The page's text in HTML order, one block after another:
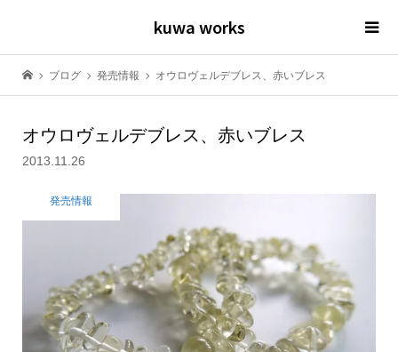
kuwa works
ブログ 発売情報 オウロヴェルデブレス、赤いブレス
オウロヴェルデブレス、赤いブレス
2013.11.26
発売情報